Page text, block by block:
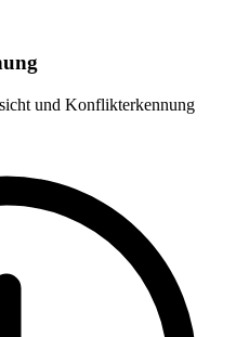
und Konflikterkennung